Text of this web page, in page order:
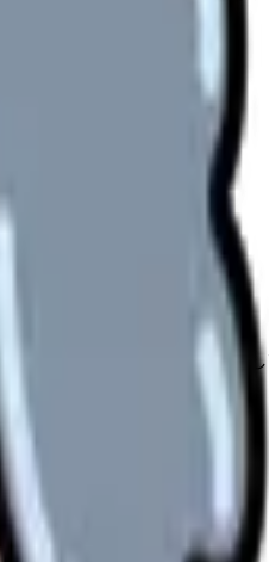
ス公式情報もあわせて確認し